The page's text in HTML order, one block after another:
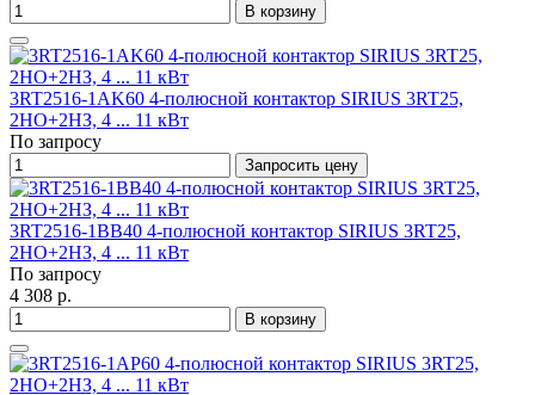
В корзину
3RT2516-1AK60 4-полюсной контактор SIRIUS 3RT25,
2НО+2НЗ, 4 ... 11 кВт
По запросу
Запросить цену
3RT2516-1BB40 4-полюсной контактор SIRIUS 3RT25,
2НО+2НЗ, 4 ... 11 кВт
По запросу
4 308 р.
В корзину